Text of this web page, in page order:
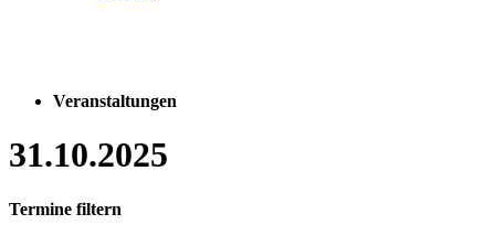
Veranstaltungen
31.10.2025
Termine filtern